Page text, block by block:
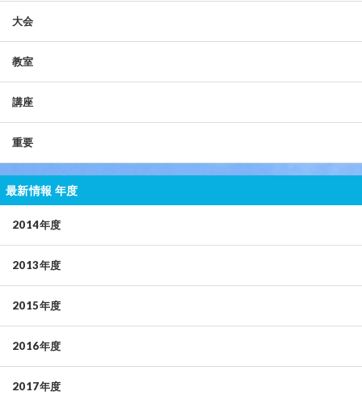
大会
教室
講座
重要
最新情報 年度
2014年度
2013年度
2015年度
2016年度
2017年度